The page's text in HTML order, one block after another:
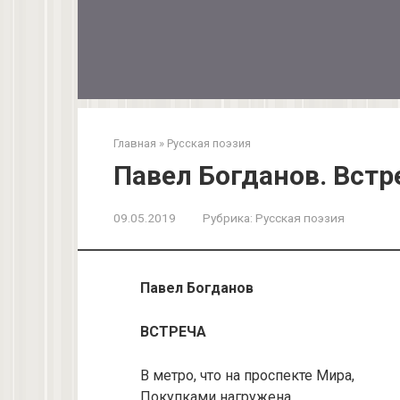
Главная » Русская поэзия
Павел Богданов.
09.05.2019 Рубрика: Русская поэзия
Павел Богданов
ВСТРЕЧА
В метро, что на проспекте Мира,